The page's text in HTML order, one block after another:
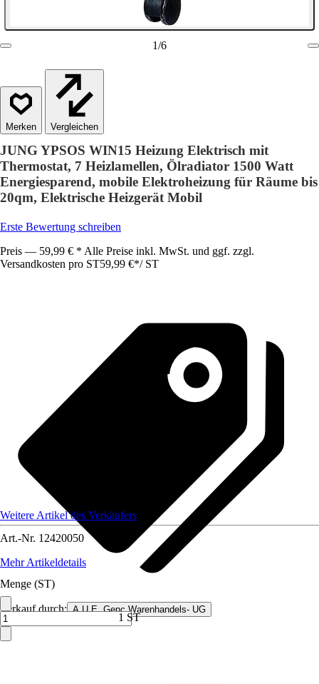
1/6
Vergleichen
JUNG YPSOS WIN15 Heizung Elektrisch mit
Thermostat, 7 Heizlamellen, Ölradiator 1500 Watt
Energiesparend, mobile Elektroheizung für Räume bis
20qm, Elektrische Heizgerät Mobil
Erste Bewertung schreiben
Preis — 59,99 € * Alle Preise inkl. MwSt. und ggf. zzgl.
Versandkosten pro ST59,99 €*/ ST
Verkauf durch: A.U.E. Genc Warenhandels- UG
Weitere Artikel des Verkäufers
Art.-Nr. 12420050
Mehr Artikeldetails
Menge (ST)
1 ST